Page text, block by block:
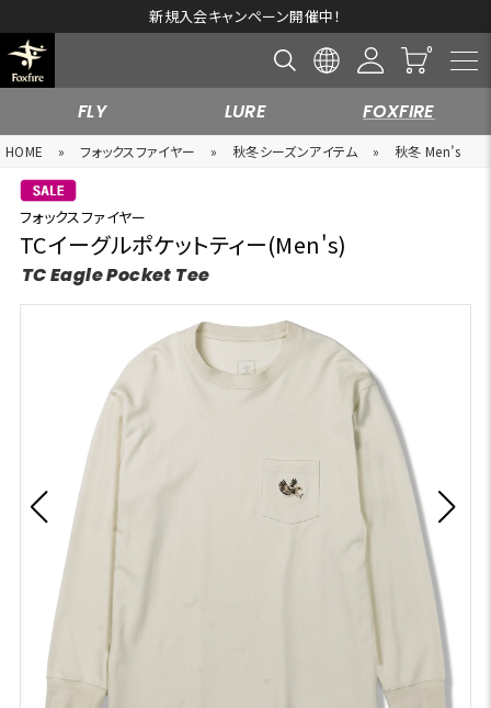
新規入会キャンペーン開催中！
FLY LURE FOXFIRE
HOME » フォックスファイヤー » 秋冬シーズンアイテム » 秋冬 Men’s
フォックスファイヤー
TCイーグルポケットティー(Men's)
TC Eagle Pocket Tee